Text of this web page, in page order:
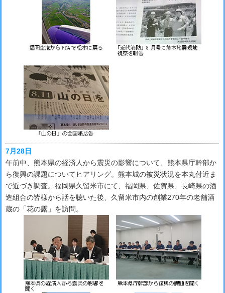
7月28日
午前中、熊本県の経済人から震災の影響について、熊本県庁幹部か
ら復興の課題についてヒアリング。熊本城の被災状況を本丸付近ま
で近づき調査。福岡県久留米市にて、福岡県、佐賀県、長崎県の酒
造組合の皆様から話を聴いた後、久留米市内の創業270年の老舗酒
蔵の「花の露」を訪問。